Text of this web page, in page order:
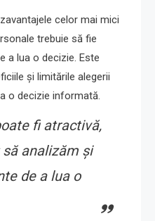
celor mai mici
trebuie să fie
a lua o decizie. Este
și limitările alegerii
o decizie informată.
fi atractivă,
analizăm și
de a lua o